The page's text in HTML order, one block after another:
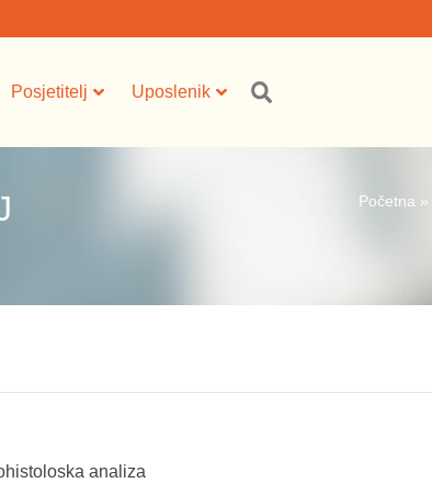
Posjetitelj Uposlenik
Početna»
analiza